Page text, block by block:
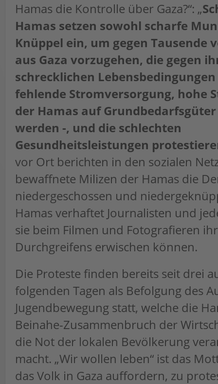
Hamas die Kontrolle über Gaza?“: „
Hamas setzen sowohl scharfe
Knüppel ein, um gegen Tausende
aus Gaza vorzugehen, die gegen
schrecklichen
fehlende Stromversorgung, hohe
der Hamas auf
werden -, und die schlechten
Gesundheitsleistungen
vor Ort berichten in den sozialen
bewaffnete Milizen der Hamas die
niedergeschossen und
Hamas verhaftet Journalisten und
sie beim Filmen und Fotografieren
Durchgreifens erwischen können.
Die Proteste finden bereits seit drei
folgenden Tagen als Befolgung des
Jugendbewegung statt, welche die
Beinahe-Zusammenbruch der
die Not der lokalen Bevölkerung
macht. „Wir wollen leben“ ist das
das Volk in Gaza auffordern, zu